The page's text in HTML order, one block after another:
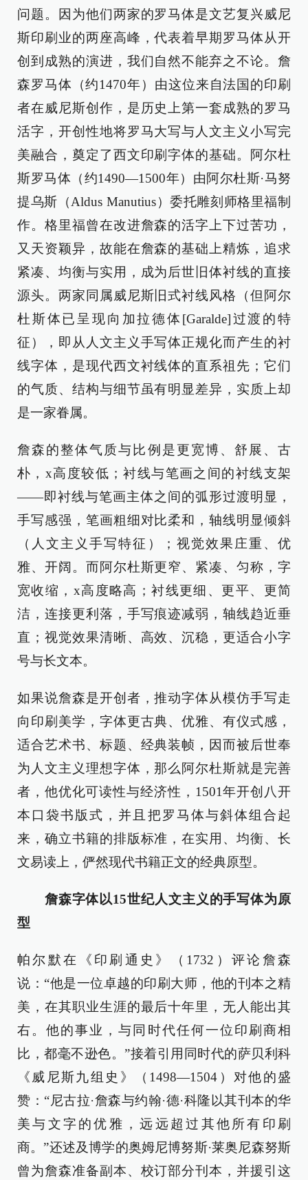
问题。因为他们两家的罗马体是文艺复兴威尼
斯印刷业的两座高峰，代表着早期罗马体从开
创到成熟的演进，我们自然不能弃之不论。詹
森罗马体（约1470年）由这位来自法国的印刷
者在威尼斯创作，是历史上第一套成熟的罗马
活字，开创性地将罗马大写与人文主义小写完
美融合，奠定了西文印刷字体的基础。阿尔杜
斯罗马体（约1490—1500年）由阿尔杜斯·马努
提乌斯（Aldus Manutius）委托雕刻师格里福制
作。格里福曾在改进詹森的活字上下过苦功，
又天资颖异，故能在詹森的基础上精炼，追求
紧凑、均衡与实用，成为后世旧体衬线的直接
源头。两家同属威尼斯旧式衬线风格（但阿尔
杜斯体已呈现向加拉德体[Garalde]过渡的特
征），即从人文主义手写体正规化而产生的衬
线字体，是现代西文衬线体的直系祖先；它们
的气质、结构与细节虽有明显差异，实质上却
是一家眷属。
詹森的整体气质与比例是更宽博、舒展、古
朴，x高度较低；衬线与笔画之间的衬线支架
——即衬线与笔画主体之间的弧形过渡明显，
手写感强，笔画粗细对比柔和，轴线明显倾斜
（人文主义手写特征）；视觉效果庄重、优
雅、开阔。而阿尔杜斯更窄、紧凑、匀称，字
宽收缩，x高度略高；衬线更细、更平、更简
洁，连接更利落，手写痕迹减弱，轴线趋近垂
直；视觉效果清晰、高效、沉稳，更适合小字
号与长文本。
如果说詹森是开创者，推动字体从模仿手写走
向印刷美学，字体更古典、优雅、有仪式感，
适合艺术书、标题、经典装帧，因而被后世奉
为人文主义理想字体，那么阿尔杜斯就是完善
者，他优化可读性与经济性，1501年开创八开
本口袋书版式，并且把罗马体与斜体组合起
来，确立书籍的排版标准，在实用、均衡、长
文易读上，俨然现代书籍正文的经典原型。
詹森字体以15世纪人文主义的手写体为原
型
帕尔默在《印刷通史》（1732）评论詹森
说：“他是一位卓越的印刷大师，他的刊本之精
美，在其职业生涯的最后十年里，无人能出其
右。他的事业，与同时代任何一位印刷商相
比，都毫不逊色。”接着引用同时代的萨贝利科
《威尼斯九组史》（1498—1504）对他的盛
赞：“尼古拉·詹森与约翰·德·科隆以其刊本的华
美与文字的优雅，远远超过其他所有印刷
商。”还述及博学的奥姆尼博努斯·莱奥尼森努斯
曾为詹森准备副本、校订部分刊本，并援引这